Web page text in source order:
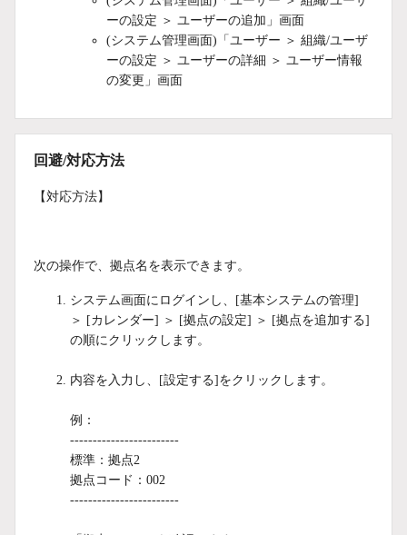
ーの設定 ＞ ユーザーの追加」画面
(システム管理画面)「ユーザー ＞ 組織/ユーザ
ーの設定 ＞ ユーザーの詳細 ＞ ユーザー情報
の変更」画面
回避/対応方法
【対応方法】
次の操作で、拠点名を表示できます。
システム画面にログインし、[基本システムの管理]
＞ [カレンダー] ＞ [拠点の設定] ＞ [拠点を追加する]
の順にクリックします。
内容を入力し、[設定する]をクリックします。
例：
------------------------
標準：拠点2
拠点コード：002
------------------------